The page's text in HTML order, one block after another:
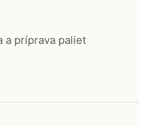
a príprava paliet